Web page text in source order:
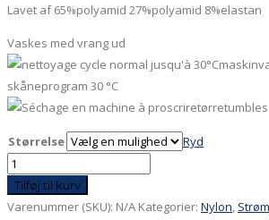
Lavet af 65%polyamid 27%polyamid 8%elastan
Vaskes med vrang ud
skåneprogram 30 °C
tørretumbles
Størrelse
Ryd
Nylon
40
denier
Tilføj til kurv
Varenummer (SKU): N/A Kategorier: Nylon